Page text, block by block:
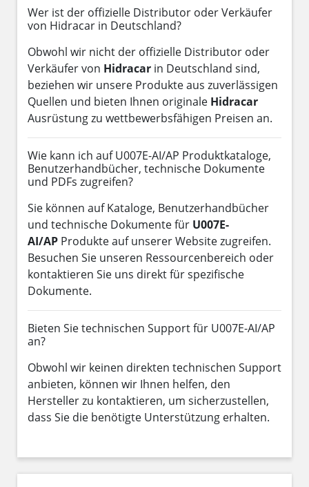
Wer ist der offizielle Distributor oder Verkäufer
von Hidracar in Deutschland?
Obwohl wir nicht der offizielle Distributor oder
Verkäufer von Hidracar in Deutschland sind,
beziehen wir unsere Produkte aus zuverlässigen
Quellen und bieten Ihnen originale Hidracar
Ausrüstung zu wettbewerbsfähigen Preisen an.
Wie kann ich auf U007E-AI/AP Produktkataloge,
Benutzerhandbücher, technische Dokumente
und PDFs zugreifen?
Sie können auf Kataloge, Benutzerhandbücher
und technische Dokumente für U007E-
AI/AP Produkte auf unserer Website zugreifen.
Besuchen Sie unseren Ressourcenbereich oder
kontaktieren Sie uns direkt für spezifische
Dokumente.
Bieten Sie technischen Support für U007E-AI/AP
an?
Obwohl wir keinen direkten technischen Support
anbieten, können wir Ihnen helfen, den
Hersteller zu kontaktieren, um sicherzustellen,
dass Sie die benötigte Unterstützung erhalten.